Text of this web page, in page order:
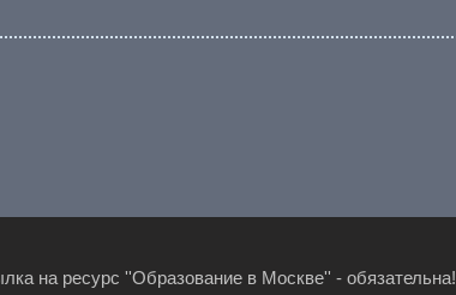
на ресурс ''Образование в Москве'' - обязательна!